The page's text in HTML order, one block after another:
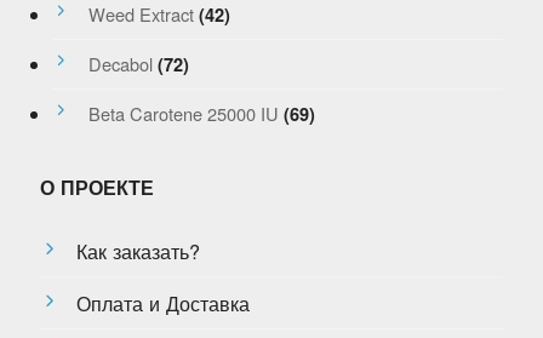
Weed Extract (42)
Decabol (72)
Beta Carotene 25000 IU (69)
О ПРОЕКТЕ
Как заказать?
Оплата и Доставка